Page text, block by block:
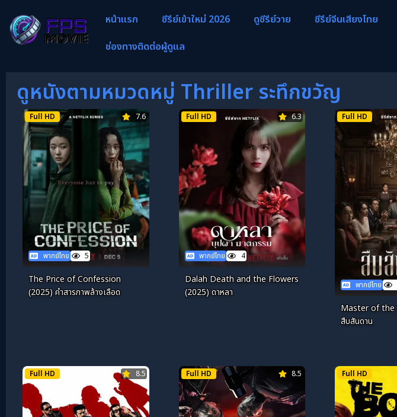
หน้าแรก ซีรีย์เข้าใหม่ 2026 ดูซีรีย์วาย ซีรีย์จีนเสียงไทย
ช่องทางติดต่อผู้ดูแล
ดูหนังตามหมวดหมู่ Thriller ระทึกขวัญ
Full HD 7.6
พากย์ไทย 5
The Price of Confession
(2025) คำสารภาพล้างเลือด
Full HD 6.3
พากย์ไทย 4
Dalah Death and the Flowers
(2025) ดาหลา
Full HD
พากย์ไทย
Master of the
สืบสันดาน
Full HD 8.5 Full HD 8.5 Full HD